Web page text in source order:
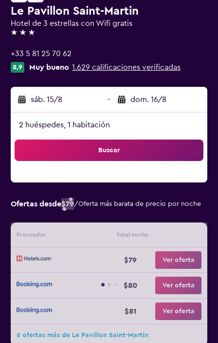
Le Pavillon Saint-Martin
Hotel de 3 estrellas con Wifi gratis
3 estrellas
+33 5 81 25 70 62
8,9 Muy bueno 1.629 calificaciones verificadas
sáb. 15/8 - dom. 16/8
2 huéspedes, 1 habitación
Buscar
Ofertas desde$79/Oferta más barata de precio por noche
Proveedor Total noche
$79 Ver oferta
$80 Ver oferta
$81 Ver oferta
6 ofertas más de Le Pavillon Saint-Martin